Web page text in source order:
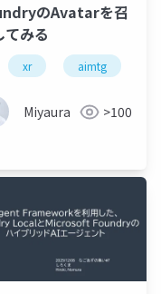
のAvatarを召
てみる
xr aimtg
Miyaura >100